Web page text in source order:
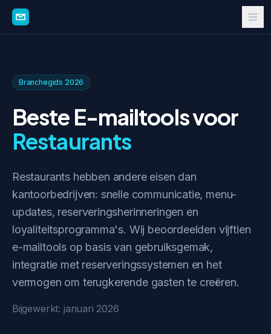
Branchegids 2026
Beste E-mailtools voor
Restaurants
Restaurants hebben andere eisen dan
kantoorbedrijven: snelle communicatie, menu-
updates, reserveringsherinneringen en
loyaliteitsprogramma's. Wij beoordeelden vijftien
e-mailtools op basis van gebruiksgemak,
integratie met reserveringssystemen en het
vermogen om terugkerende gasten te creëren.
Bijgewerkt: januari 2026